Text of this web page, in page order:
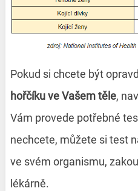
Pokud si chcete být
hořčíku ve Vašem těle,
Vám provede potřebné
nechcete, můžete si test
ve svém organismu,
lékárně.